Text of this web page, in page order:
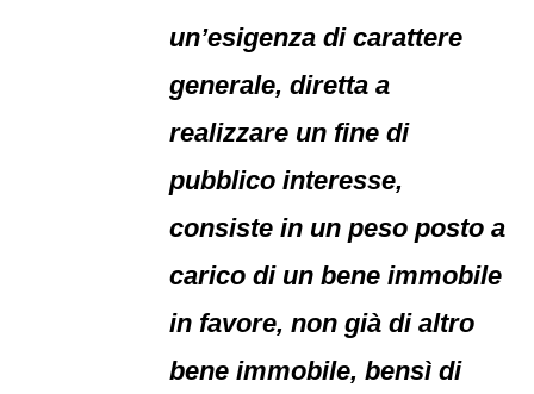
un’esigenza di carattere
generale, diretta a
realizzare un fine di
pubblico interesse,
consiste in un peso posto a
carico di un bene immobile
in favore, non già di altro
bene immobile, bensì di